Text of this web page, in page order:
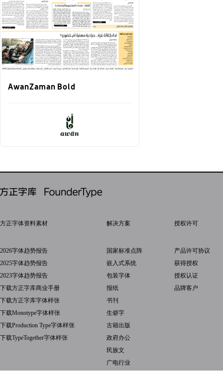
AwanZaman Bold
方正字体资料素材
2026字体趋势报告
2025字体趋势报告
2023字体趋势报告
下载方正字库商业手册
下载方正字库字体样张
下载Monotype字体样张
下载Production Type字体样张
下载TypeTogether字体样张
解决方案
国家标准点阵
嵌入式系统
包装字体
报纸
书刊
生僻字
古籍出版
政府办公
民族文
广电行业
授权许可
产品许可协议
获得授权
授权认证
品牌客户